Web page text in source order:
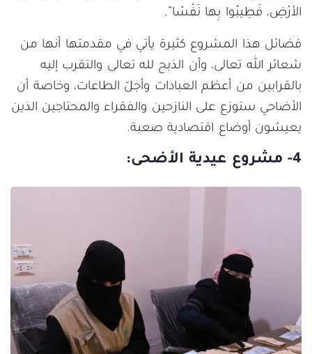
الأرْضِ، فَطِيبُوا بِها نَفْسًا”.
فضائل هذا المشروع كثيرة يأتي في مقدمتها أنها من
شعائر الله تعالى، وأن الذبح لله تعالى والتقرب إليه
بالقرابين من أعظم العبادات وأجلّ الطاعات، وخاصة أن
الأضاحي ستوزع على النازحين والفقراء والمحتاجين الذين
يعيشون أوضاع اقتصادية صعبة.
4- مشروع عيدية الأضحى: